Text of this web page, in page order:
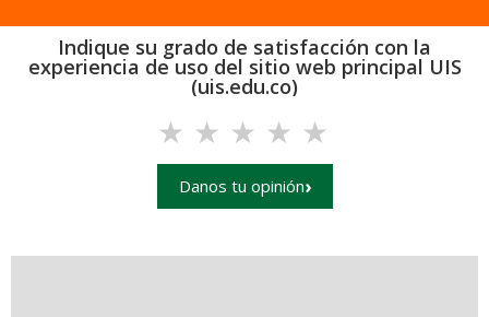
Indique su grado de satisfacción con la
experiencia de uso del sitio web principal UIS
(uis.edu.co)